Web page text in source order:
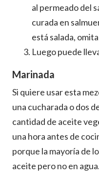
al permeado del
curada en
está salada, omita
Luego puede
Marinada
Si quiere usar esta
una cucharada o dos
cantidad de aceite
una hora antes de
porque la mayoría de
aceite pero no en agua.